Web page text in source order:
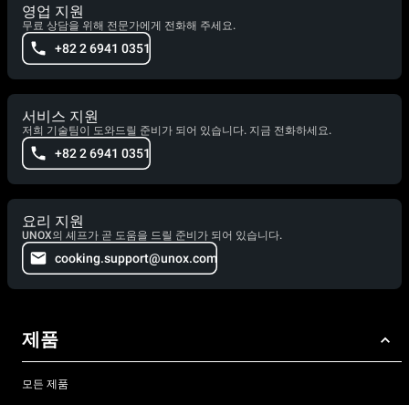
영업 지원
무료 상담을 위해 전문가에게 전화해 주세요.
+82 2 6941 0351
서비스 지원
저희 기술팀이 도와드릴 준비가 되어 있습니다. 지금 전화하세요.
+82 2 6941 0351
요리 지원
UNOX의 셰프가 곧 도움을 드릴 준비가 되어 있습니다.
cooking.support@unox.com
제품
모든 제품